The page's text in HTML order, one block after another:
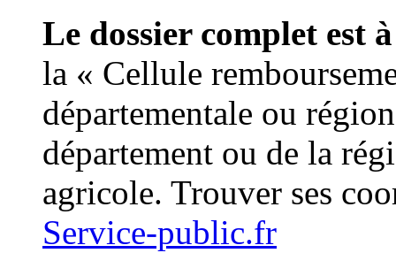
Le dossier complet est
la « Cellule
départementale ou
département ou de la
agricole. Trouver ses
Service-public.fr